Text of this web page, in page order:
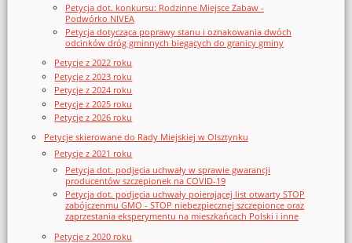
Petycja dot. konkursu: Rodzinne Miejsce Zabaw -
Podwórko NIVEA
Petycja dotycząca poprawy stanu i oznakowania dwóch
odcinków dróg gminnych biegących do granicy gminy
Petycje z 2022 roku
Petycje z 2023 roku
Petycje z 2024 roku
Petycje z 2025 roku
Petycje z 2026 roku
Petycje skierowane do Rady Miejskiej w Olsztynku
Petycje z 2021 roku
Petycja dot. podjęcia uchwały w sprawie gwarancji
producentów szczepionek na COVID-19
Petycja dot. podjęcia uchwały poierającej list otwarty STOP
zabójczenmu GMO - STOP niebezpiecznej szczepionce oraz
zaprzestania eksperymentu na mieszkańcach Polski i inne
Petycje z 2020 roku